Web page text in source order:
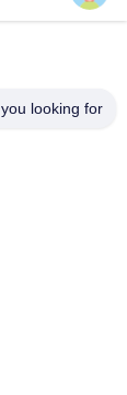
looking for?